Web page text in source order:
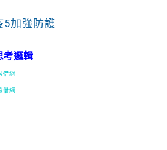
5加強防護
考邏輯
借網
借網